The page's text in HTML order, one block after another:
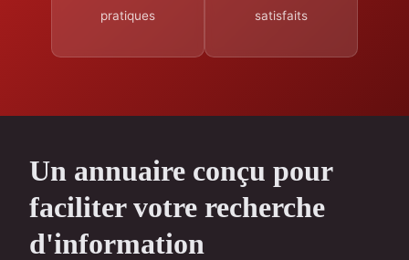
pratiques
satisfaits
Un annuaire conçu pour
faciliter votre recherche
d'information